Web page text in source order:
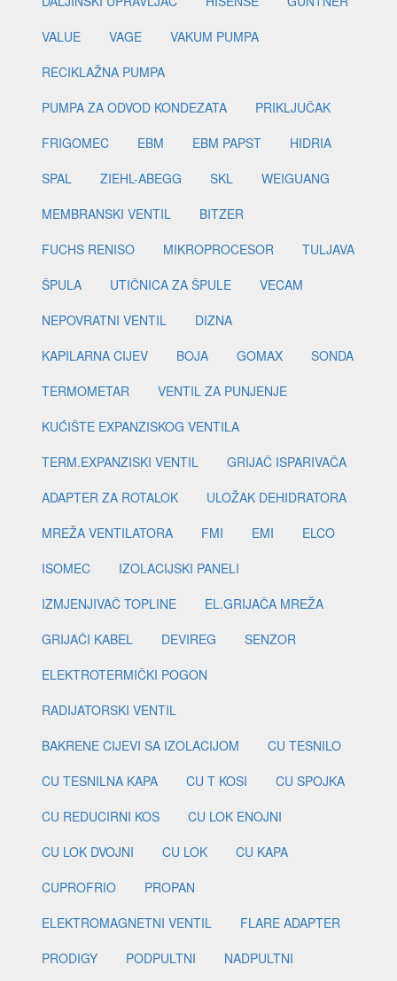
VALUE
VAGE
VAKUM PUMPA
RECIKLAŽNA PUMPA
PUMPA ZA ODVOD KONDEZATA
PRIKLJUČAK
FRIGOMEC
EBM EBM PAPST
HIDRIA
SPAL
ZIEHL-ABEGG SKL
WEIGUANG
MEMBRANSKI VENTIL
BITZER
FUCHS RENISO
MIKROPROCESOR
TULJAVA
ŠPULA
UTIČNICA ZA ŠPULE
VECAM
NEPOVRATNI VENTIL
DIZNA
KAPILARNA CIJEV
BOJA GOMAX
SONDA
TERMOMETAR
VENTIL ZA PUNJENJE
KUĆIŠTE EXPANZISKOG VENTILA
TERM.EXPANZISKI VENTIL
GRIJAČ ISPARIVAČA
ADAPTER ZA ROTALOK
ULOŽAK DEHIDRATORA
MREŽA VENTILATORA
FMI EMI
ELCO
ISOMEC
IZOLACIJSKI PANELI
IZMJENJIVAČ TOPLINE
EL.GRIJAČA MREŽA
GRIJAČI KABEL
DEVIREG
SENZOR
ELEKTROTERMIČKI POGON
RADIJATORSKI VENTIL
BAKRENE CIJEVI SA IZOLACIJOM
CU TESNILO
CU TESNILNA KAPA
CU T KOSI
CU SPOJKA
CU REDUCIRNI KOS
CU LOK ENOJNI
CU LOK DVOJNI
CU LOK
CU KAPA
CUPROFRIO
PROPAN
ELEKTROMAGNETNI VENTIL
FLARE ADAPTER
PRODIGY
PODPULTNI
NADPULTNI